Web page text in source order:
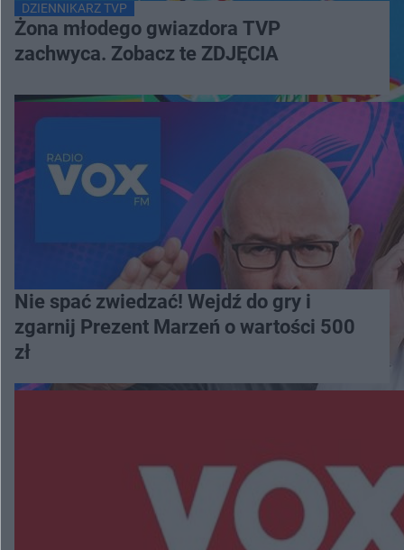
DZIENNIKARZ TVP
Żona młodego gwiazdora TVP
zachwyca. Zobacz te ZDJĘCIA
Nie spać zwiedzać! Wejdź do gry i
zgarnij Prezent Marzeń o wartości 500
zł